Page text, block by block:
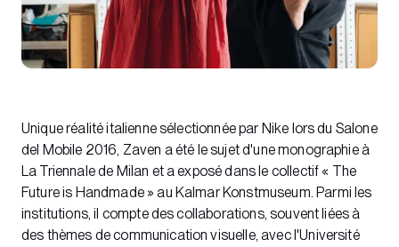
Unique réalité italienne sélectionnée par Nike lors du Salone
del Mobile 2016, Zaven a été le sujet d'une monographie à
La Triennale de Milan et a exposé dans le collectif « The
Future is Handmade » au Kalmar Konstmuseum. Parmi les
institutions, il compte des collaborations, souvent liées à
des thèmes de communication visuelle, avec l'Université